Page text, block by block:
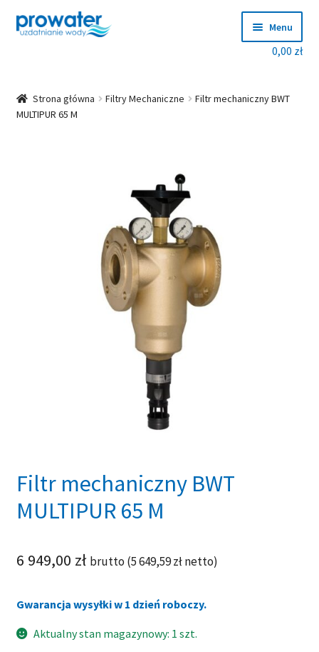
Menu
Producenci
0,00 zł
Strona główna Filtry Mechaniczne
Filtr mechaniczny BWT
MULTIPUR 65 M
Filtr mechaniczny BWT
MULTIPUR 65 M
6 949,00 zł brutto (5 649,59złnetto)
Gwarancja wysyłki w 1 dzień roboczy.
Aktualny stan magazynowy: 1 szt.